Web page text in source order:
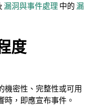
漏洞與事件處理 中的 漏
度
機密性、完整性或可用
時，即應宣布事件。